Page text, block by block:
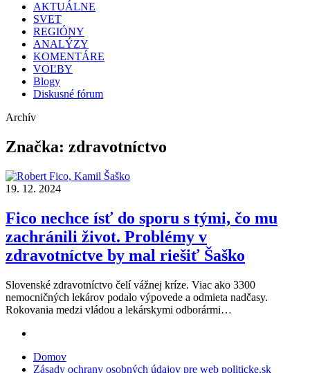
AKTUÁLNE
SVET
REGIÓNY
ANALÝZY
KOMENTÁRE
VOĽBY
Blogy
Diskusné fórum
Archív
Značka: zdravotníctvo
19. 12. 2024
Fico nechce ísť do sporu s tými, čo mu
zachránili život. Problémy v
zdravotníctve by mal riešiť Šaško
Slovenské zdravotníctvo čelí vážnej kríze. Viac ako 3300
nemocničných lekárov podalo výpovede a odmieta nadčasy.
Rokovania medzi vládou a lekárskymi odborármi…
Domov
Zásady ochrany osobných údajov pre web politicke.sk